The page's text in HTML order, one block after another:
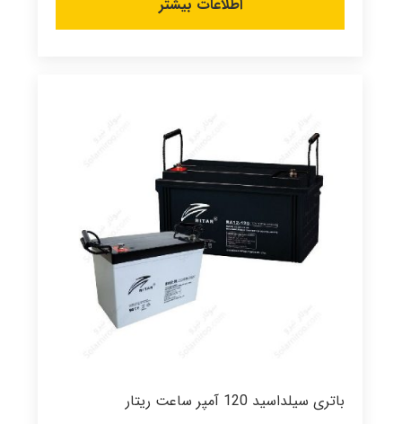
اطلاعات بیشتر
باتری سیلداسید 120 آمپر ساعت ریتار